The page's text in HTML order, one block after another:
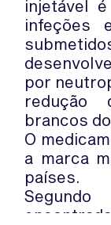
injetável
infeções
por
redução
brancos
O
a marca
países.